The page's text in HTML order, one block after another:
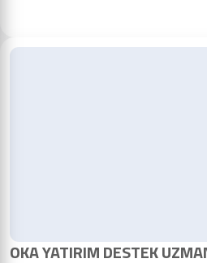
OKA YATIRIM DESTEK